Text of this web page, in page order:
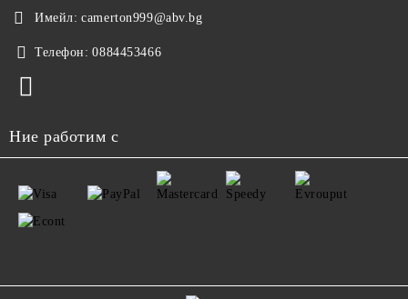
Имейл: camerton999@abv.bg
Телефон: 0884453466
Ние работим с